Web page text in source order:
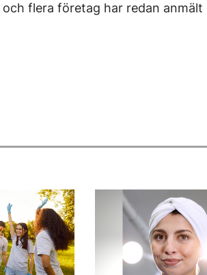
flera företag har redan anmält